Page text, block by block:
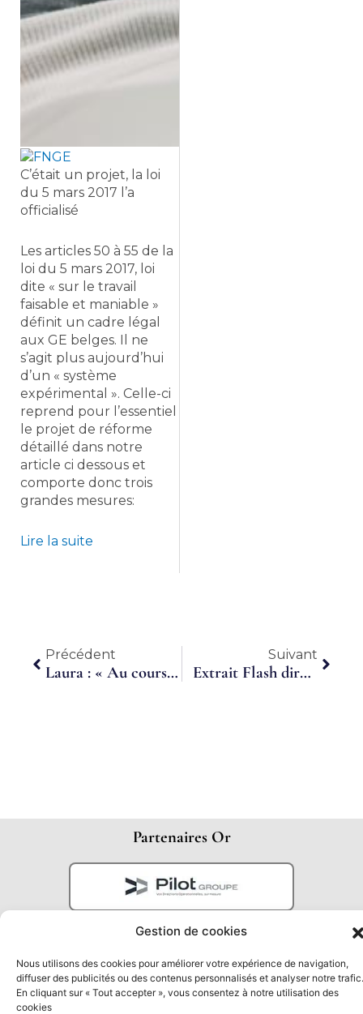
Gestion de cookies
Nous utilisons des cookies pour améliorer votre expérience de navigation,
diffuser des publicités ou des contenus personnalisés et analyser notre trafic.
En cliquant sur « Tout accepter », vous consentez à notre utilisation des
cookies
C’était un projet, la loi
du 5 mars 2017 l’a
officialisé
Les articles 50 à 55 de la
loi du 5 mars 2017, loi
dite « sur le travail
faisable et maniable »
définit un cadre légal
aux GE belges. Il ne
s’agit plus aujourd’hui
d’un « système
expérimental ». Celle-ci
reprend pour l’essentiel
le projet de réforme
détaillé dans notre
article ci dessous et
comporte donc trois
grandes mesures:
Lire la suite
Précédent
Précédent
Laura : « Au cours de mes 4 années de salarié, j’ai changé 4 fois d’entreprises. »
Suivant
Extrait Flash directeur Commercial Partagé
Partenaires Or